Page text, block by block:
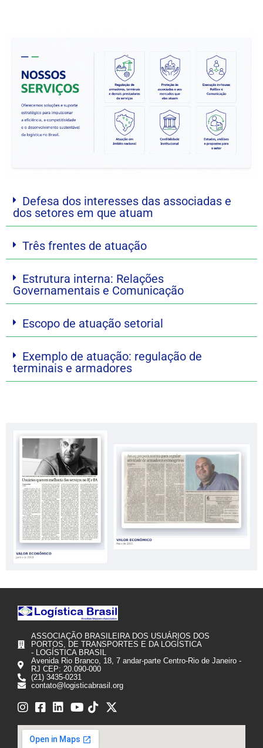
Defesa dos interesses das associadas e
dos setores em que atuam
Três frentes de atuação
Estrutura interna: Relações
Governamentais e Comunicação
Escopo de atuação setorial
Exemplo de atuação: regulação de
terminais e armadores
ASSOCIAÇÃO BRASILEIRA DOS USUÁRIOS DOS
PORTOS, DE TRANSPORTES E DA LOGÍSTICA
- LOGÍSTICA BRASIL
Avenida Rio Branco, 18, 7 andar-parte Centro-Rio de Janeiro -
RJ CEP: 20.090-000
(21) 3435-0231
contato@logisticabrasil.org